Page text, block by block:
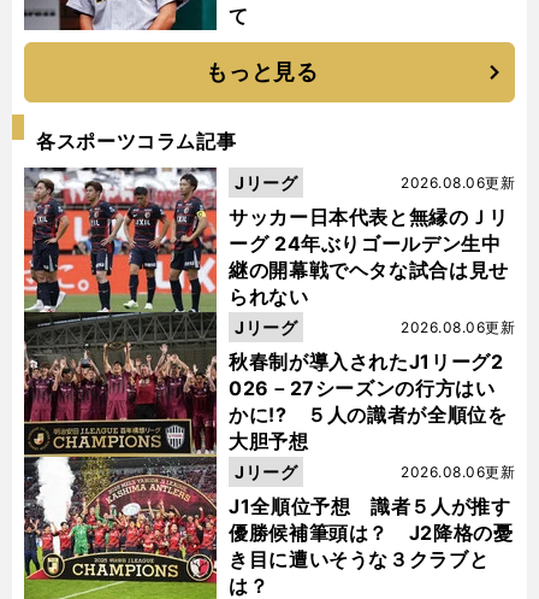
て
もっと見る
各スポーツコラム記事
サッカー日本代表と無縁のＪリ
ーグ 24年ぶりゴールデン生中
継の開幕戦でヘタな試合は見せ
られない
2026.08.06更新
Jリーグ
秋春制が導入されたJ1リーグ2
026－27シーズンの行方はい
かに!? ５人の識者が全順位を
大胆予想
2026.08.06更新
Jリーグ
J1全順位予想 識者５人が推す
優勝候補筆頭は？ J2降格の憂
き目に遭いそうな３クラブと
は？
2026.08.06更新
Jリーグ